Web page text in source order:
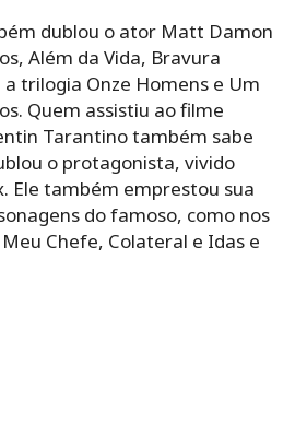
dublou o ator Matt Damon
Além da Vida, Bravura
trilogia Onze Homens e Um
Quem assistiu ao filme
Tarantino também sabe
o protagonista, vivido
Ele também emprestou sua
do famoso, como nos
Chefe, Colateral e Idas e